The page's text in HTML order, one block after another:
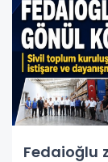
Fedaioğlu